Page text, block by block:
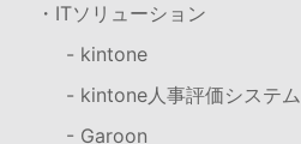
・ITソリューション
- kintone
- kintone人事評価システム
- Garoon